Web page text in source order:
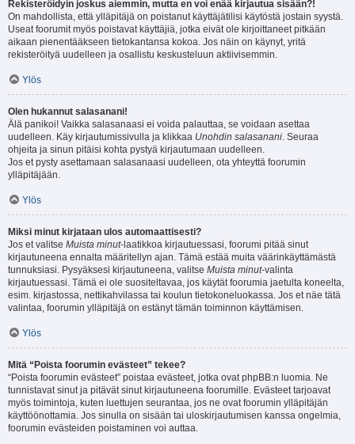
Rekisteröidyin joskus aiemmin, mutta en voi enää kirjautua sisään?!
On mahdollista, että ylläpitäjä on poistanut käyttäjätilisi käytöstä jostain syystä.
Useat foorumit myös poistavat käyttäjiä, jotka eivät ole kirjoittaneet pitkään
aikaan pienentääkseen tietokantansa kokoa. Jos näin on käynyt, yritä
rekisteröityä uudelleen ja osallistu keskusteluun aktiivisemmin.
Ylös
Olen hukannut salasanani!
Älä panikoi! Vaikka salasanaasi ei voida palauttaa, se voidaan asettaa
uudelleen. Käy kirjautumissivulla ja klikkaa Unohdin salasanani. Seuraa
ohjeita ja sinun pitäisi kohta pystyä kirjautumaan uudelleen.
Jos et pysty asettamaan salasanaasi uudelleen, ota yhteyttä foorumin
ylläpitäjään.
Ylös
Miksi minut kirjataan ulos automaattisesti?
Jos et valitse Muista minut-laatikkoa kirjautuessasi, foorumi pitää sinut
kirjautuneena ennalta määritellyn ajan. Tämä estää muita väärinkäyttämästä
tunnuksiasi. Pysyäksesi kirjautuneena, valitse Muista minut-valinta
kirjautuessasi. Tämä ei ole suositeltavaa, jos käytät foorumia jaetulta koneelta,
esim. kirjastossa, nettikahvilassa tai koulun tietokoneluokassa. Jos et näe tätä
valintaa, foorumin ylläpitäjä on estänyt tämän toiminnon käyttämisen.
Ylös
Mitä “Poista foorumin evästeet” tekee?
“Poista foorumin evästeet” poistaa evästeet, jotka ovat phpBB:n luomia. Ne
tunnistavat sinut ja pitävät sinut kirjautuneena foorumille. Evästeet tarjoavat
myös toimintoja, kuten luettujen seurantaa, jos ne ovat foorumin ylläpitäjän
käyttöönottamia. Jos sinulla on sisään tai uloskirjautumisen kanssa ongelmia,
foorumin evästeiden poistaminen voi auttaa.